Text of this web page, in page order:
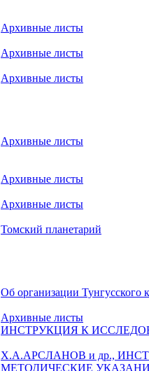
Архивные листы
Архивные листы
Архивные листы
Архивные листы
Архивные листы
Архивные листы
Томский планетарий
Об организации Тунгусского
Архивные листы
ИНСТРУКЦИЯ К
Х.А.АРСЛАНОВ и др.,
МЕТОДИЧЕСКИЕ